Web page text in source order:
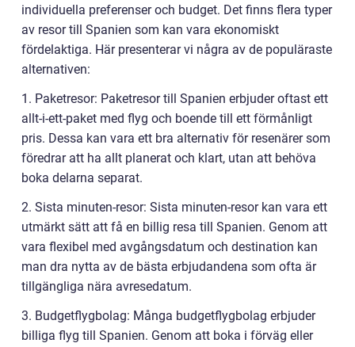
individuella preferenser och budget. Det finns flera typer
av resor till Spanien som kan vara ekonomiskt
fördelaktiga. Här presenterar vi några av de populäraste
alternativen:
1. Paketresor: Paketresor till Spanien erbjuder oftast ett
allt-i-ett-paket med flyg och boende till ett förmånligt
pris. Dessa kan vara ett bra alternativ för resenärer som
föredrar att ha allt planerat och klart, utan att behöva
boka delarna separat.
2. Sista minuten-resor: Sista minuten-resor kan vara ett
utmärkt sätt att få en billig resa till Spanien. Genom att
vara flexibel med avgångsdatum och destination kan
man dra nytta av de bästa erbjudandena som ofta är
tillgängliga nära avresedatum.
3. Budgetflygbolag: Många budgetflygbolag erbjuder
billiga flyg till Spanien. Genom att boka i förväg eller